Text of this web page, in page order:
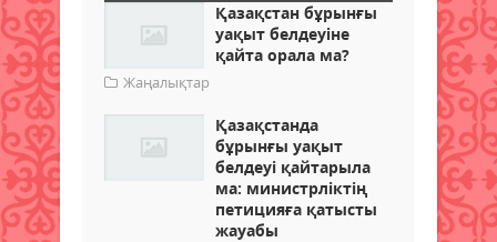
Қазақстан бұрынғы
уақыт белдеуіне
қайта орала ма?
Жаңалықтар
Қазақстанда
бұрынғы уақыт
белдеуі қайтарыла
ма: министрліктің
петицияға қатысты
жауабы